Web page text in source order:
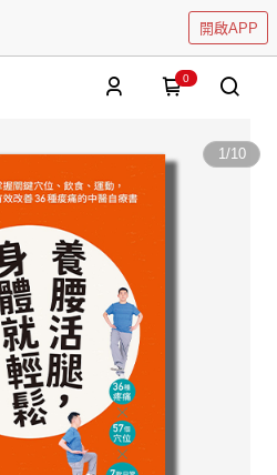
開啟APP
0
1/10